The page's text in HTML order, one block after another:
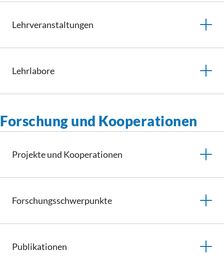
Lehrveranstaltungen
Lehrlabore
Forschung und Kooperationen
Projekte und Kooperationen
Forschungsschwerpunkte
Publikationen